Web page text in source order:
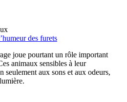
des furets
joue pourtant un rôle important
animaux sensibles à leur
seulement aux sons et aux odeurs,